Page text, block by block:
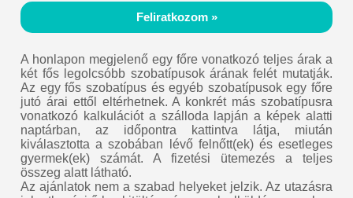
Feliratkozom »
A honlapon megjelenő egy főre vonatkozó teljes árak a
két fős legolcsóbb szobatípusok árának felét mutatják.
Az egy fős szobatípus és egyéb szobatípusok egy főre
jutó árai ettől eltérhetnek. A konkrét más szobatípusra
vonatkozó kalkulációt a szálloda lapján a képek alatti
naptárban, az időpontra kattintva látja, miután
kiválasztotta a szobában lévő felnőtt(ek) és esetleges
gyermek(ek) számát. A fizetési ütemezés a teljes
összeg alatt látható.
Az ajánlatok nem a szabad helyeket jelzik. Az utazásra